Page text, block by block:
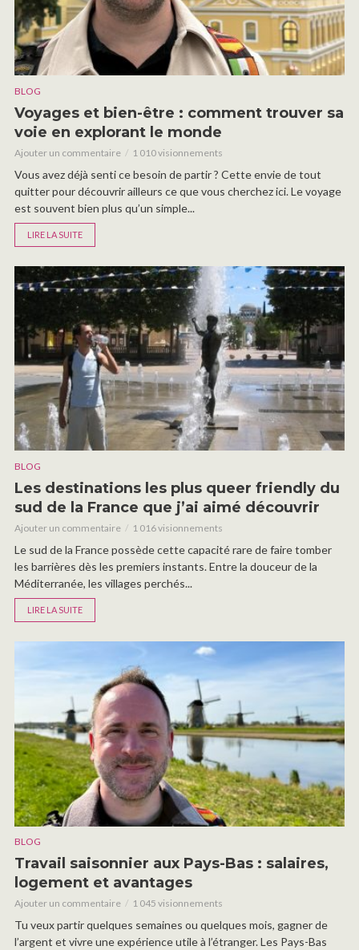
BLOG
Voyages et bien-être : comment trouver sa
voie en explorant le monde
Ajouter un commentaire 1 010 visionnements
Vous avez déjà senti ce besoin de partir ? Cette envie de tout
quitter pour découvrir ailleurs ce que vous cherchez ici. Le voyage
est souvent bien plus qu’un simple...
LIRE LA SUITE
BLOG
Les destinations les plus queer friendly du
sud de la France que j’ai aimé découvrir
Ajouter un commentaire 1 016 visionnements
Le sud de la France possède cette capacité rare de faire tomber
les barrières dès les premiers instants. Entre la douceur de la
Méditerranée, les villages perchés...
LIRE LA SUITE
BLOG
Travail saisonnier aux Pays-Bas : salaires,
logement et avantages
Ajouter un commentaire 1 045 visionnements
Tu veux partir quelques semaines ou quelques mois, gagner de
l’argent et vivre une expérience utile à l’étranger. Les Pays-Bas